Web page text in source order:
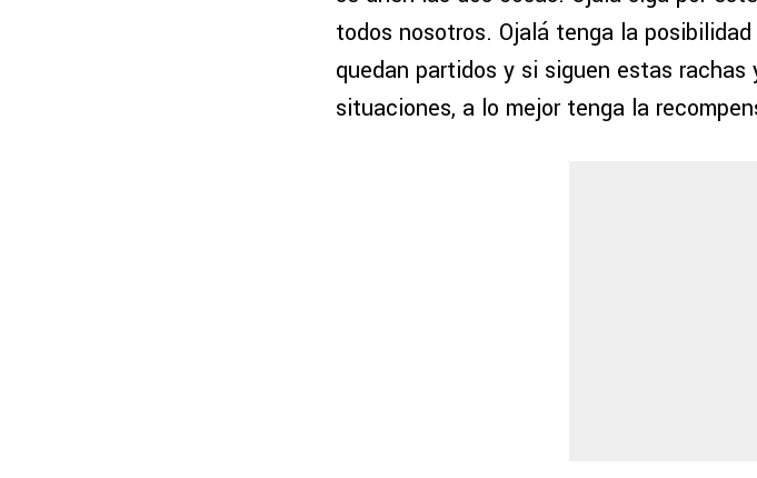
todos nosotros. Ojalá tenga la
quedan partidos y si siguen estas
situaciones, a lo mejor tenga la